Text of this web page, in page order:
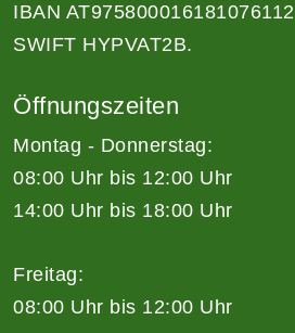
IBAN AT975800016181076112
SWIFT HYPVAT2B.
Öffnungszeiten
Montag - Donnerstag:
08:00 Uhr bis 12:00 Uhr
14:00 Uhr bis 18:00 Uhr
Freitag:
08:00 Uhr bis 12:00 Uhr